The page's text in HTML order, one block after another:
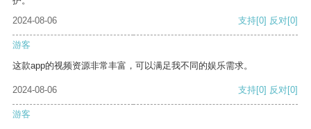
2024-08-06
支持[0] 反对[0]
游客
这款app的视频资源非常丰富，可以满足我不同的娱乐需求。
2024-08-06 支持[0] 反对[0]
游客